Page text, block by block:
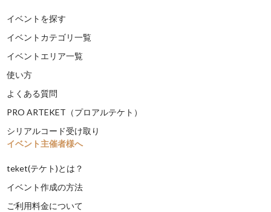
イベントを探す
イベントカテゴリ一覧
イベントエリア一覧
使い方
よくある質問
PRO ARTEKET（プロアルテケト）
シリアルコード受け取り
イベント主催者様へ
teket(テケト)とは？
イベント作成の方法
ご利用料金について